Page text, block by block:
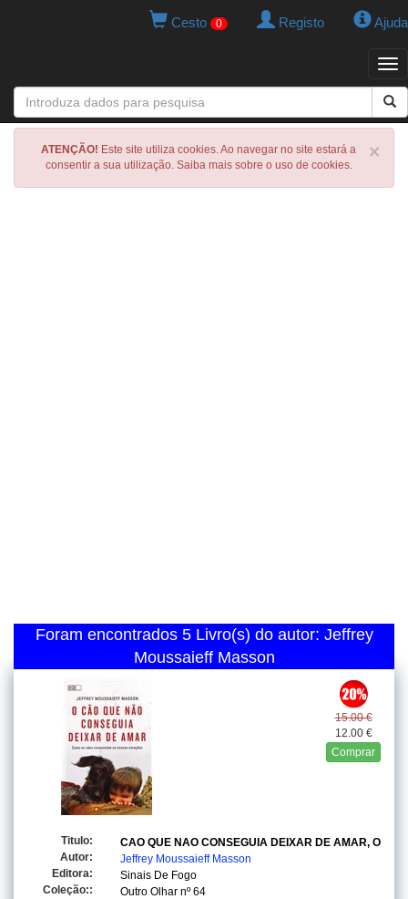
Cesto 0 Registo Ajuda
×
ATENÇÃO! Este site utiliza cookies. Ao navegar no site estará a
consentir a sua utilização. Saiba mais sobre o uso de cookies.
Foram encontrados 5 Livro(s) do autor: Jeffrey
Moussaieff Masson
15.00 €
12.00 €
Comprar
Titulo:
CAO QUE NAO CONSEGUIA DEIXAR DE AMAR, O
Autor:
Jeffrey Moussaieff Masson
Editora:
Sinais De Fogo
Coleção::
Outro Olhar nº 64